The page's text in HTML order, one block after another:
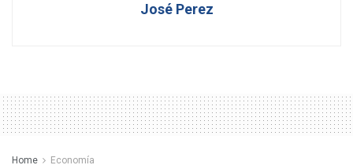
José Perez
Home Economía